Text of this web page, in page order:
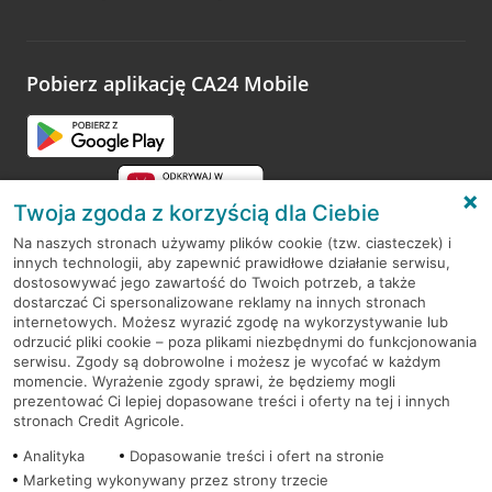
opinie.
Pobierz aplikację CA24 Mobile
RODO
Regulamin serwisu
Mapa serwisu
PolitykaCookies
Twoja zgoda z korzyścią dla Ciebie
Na naszych stronach używamy plików cookie (tzw. ciasteczek) i
innych technologii, aby zapewnić prawidłowe działanie serwisu,
dostosowywać jego zawartość do Twoich potrzeb, a także
dostarczać Ci spersonalizowane reklamy na innych stronach
internetowych. Możesz wyrazić zgodę na wykorzystywanie lub
odrzucić pliki cookie – poza plikami niezbędnymi do funkcjonowania
serwisu. Zgody są dobrowolne i możesz je wycofać w każdym
momencie. Wyrażenie zgody sprawi, że będziemy mogli
prezentować Ci lepiej dopasowane treści i oferty na tej i innych
stronach Credit Agricole.
Analityka
Dopasowanie treści i ofert na stronie
Marketing wykonywany przez strony trzecie